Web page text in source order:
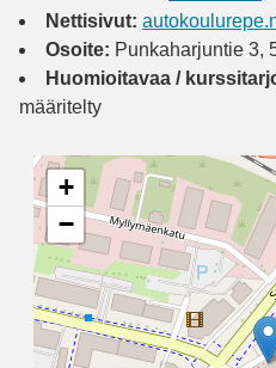
Nettisivut:
Osoite: Punkaharjuntie 3,
Huomioitavaa /
määritelty
+
−